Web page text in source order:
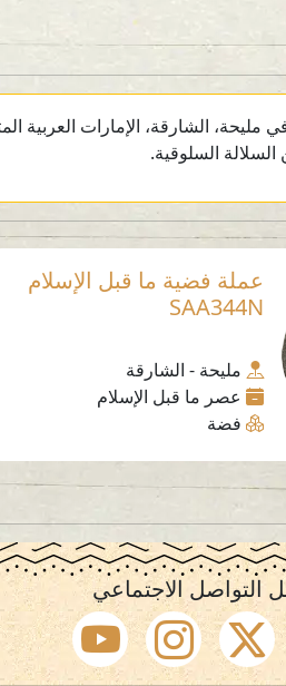
السلوقية.
عملة فضية ما قبل الإسلام
SAA344N
مليحة - الشارقة
عصر ما قبل الإسلام
فضة
التواصل الاجتماعي